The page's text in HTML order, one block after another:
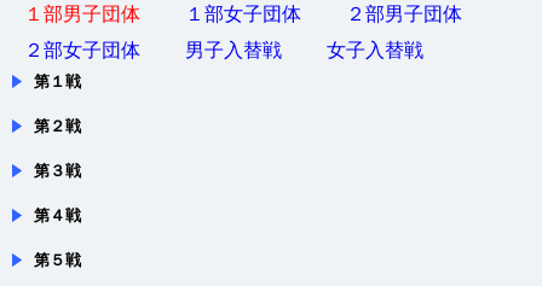
１部男子団体
１部女子団体
２部男子団体
２部女子団体
男子入替戦 女子入替戦
第１戦
第２戦
第３戦
第４戦
第５戦